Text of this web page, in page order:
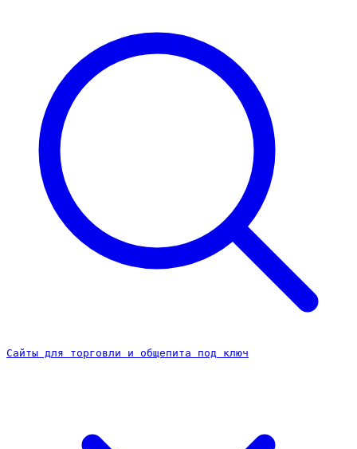
Сайты для торговли и общепита под ключ